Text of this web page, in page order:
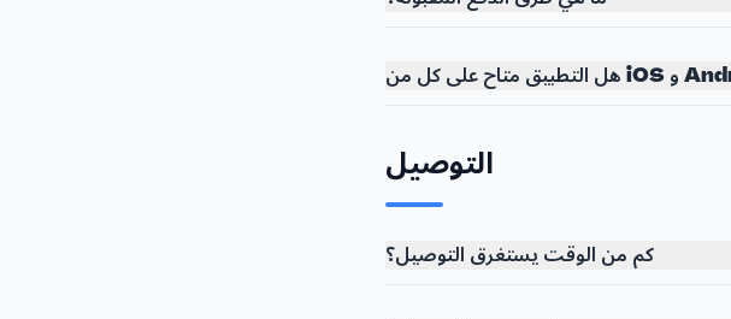
التوصيل
كم من الوقت يستغرق التوصيل؟